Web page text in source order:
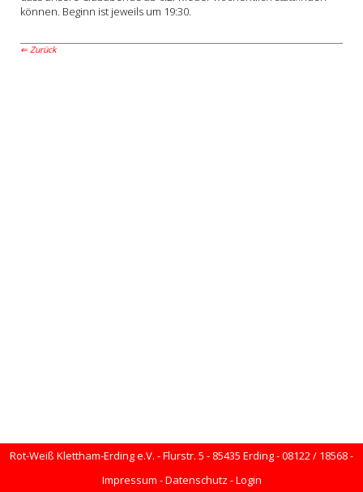
können. Beginn ist jeweils um 19:30.
Zurück
Rot-Weiß Klettham-Erding e.V. - Flurstr. 5 - 85435 Erding - 08122 / 18568 -
Impressum -Datenschutz -Login